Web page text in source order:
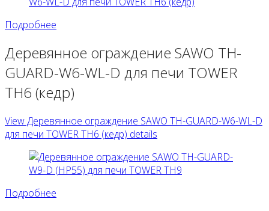
Подробнее
Деревянное ограждение SAWO TH-
GUARD-W6-WL-D для печи TOWER
TH6 (кедр)
View Деревянное ограждение SAWO TH-GUARD-W6-WL-D
для печи TOWER TH6 (кедр) details
Подробнее